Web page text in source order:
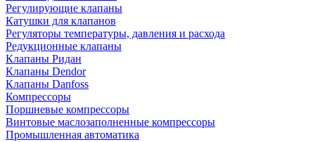
Регулирующие клапаны
Катушки для клапанов
Регуляторы температуры, давления и расхода
Редукционные клапаны
Клапаны Ридан
Клапаны Dendor
Клапаны Danfoss
Компрессоры
Поршневые компрессоры
Винтовые маслозаполненные компрессоры
Промышленная автоматика